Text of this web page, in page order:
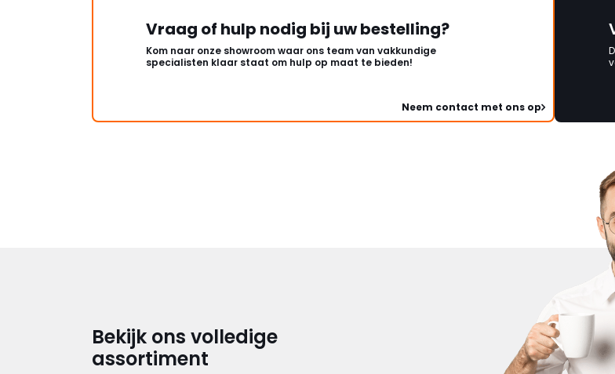
Vraag of hulp nodig bij uw bestelling?
Kom naar onze showroom waar ons team van vakkundige
specialisten klaar staat om hulp op maat te bieden!
Neem contact met ons op
Bekijk ons volledige
assortiment